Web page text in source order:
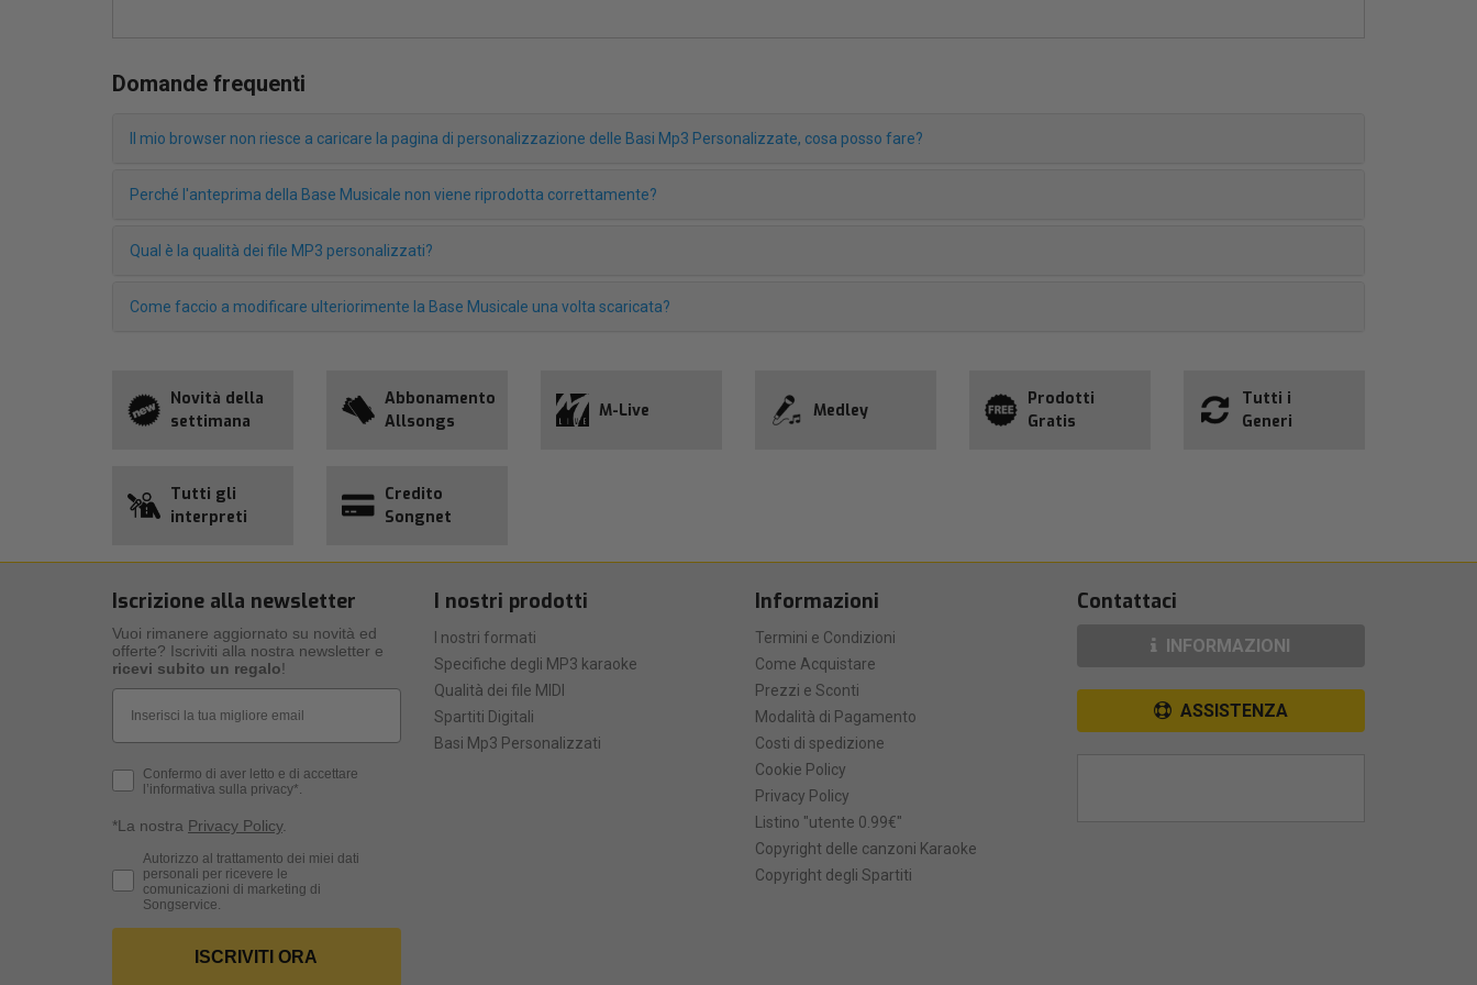
Domande frequenti
Il mio browser non riesce a caricare la pagina di personalizzazione delle Basi Mp3 Personalizzate, cosa posso fare?
Perché l'anteprima della Base Musicale non viene riprodotta correttamente?
Qual è la qualità dei file MP3 personalizzati?
Come faccio a modificare ulteriorimente la Base Musicale una volta scaricata?
Novità della
settimana
Abbonamento
Allsongs
M-Live Medley
Prodotti
Gratis
Tutti i
Generi
Tutti gli
interpreti
Credito
Songnet
Iscrizione alla newsletter
Vuoi rimanere aggiornato su novità ed
offerte? Iscriviti alla nostra newsletter e
ricevi subito un regalo!
Privacy Policy
Confermo di aver letto e di accettare
l’informativa sulla privacy*.
*La nostra Privacy Policy.
Consenso Marketing
Autorizzo al trattamento dei miei dati
personali per ricevere le
comunicazioni di marketing di
Songservice.
ISCRIVITI ORA
I nostri prodotti
I nostri formati
Specifiche degli MP3 karaoke
Qualità dei file MIDI
Spartiti Digitali
Basi Mp3 Personalizzati
Informazioni
Termini e Condizioni
Come Acquistare
Prezzi e Sconti
Modalità di Pagamento
Costi di spedizione
Cookie Policy
Privacy Policy
Listino "utente 0.99€"
Copyright delle canzoni Karaoke
Copyright degli Spartiti
Contattaci
INFORMAZIONI
ASSISTENZA